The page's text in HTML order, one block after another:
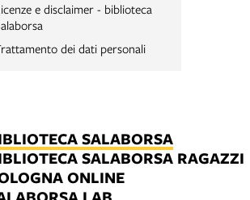
e disclaimer - biblioteca
dei dati personali
SALABORSA
SALABORSA RAGAZZI
ONLINE